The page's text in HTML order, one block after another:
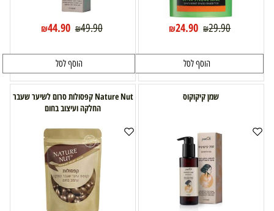
₪29.90
₪24.90
הוסף לסל
₪49.90
₪44.90
הוסף לסל
שמן קיקוקוס
Nature Nut קפסולות סרום לשיער שעבר
החלקה ועיצוב בחום